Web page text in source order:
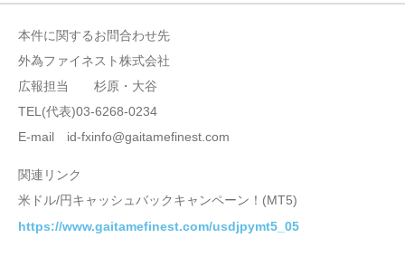
本件に関するお問合わせ先
外為ファイネスト株式会社
広報担当 杉原・大谷
TEL(代表)03-6268-0234
E-mail id-fxinfo@gaitamefinest.com
関連リンク
米ドル/円キャッシュバックキャンペーン！(MT5)
https://www.gaitamefinest.com/usdjpymt5_05